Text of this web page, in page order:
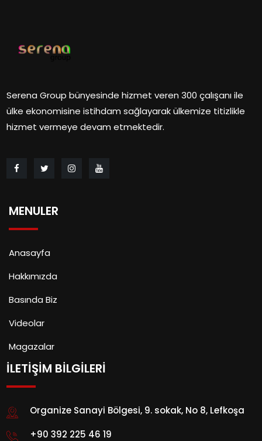
Serena Group bünyesinde hizmet veren 300 çalışanı ile
ülke ekonomisine istihdam sağlayarak ülkemize titizlikle
hizmet vermeye devam etmektedir.
MENULER
Anasayfa
Hakkımızda
Basında Biz
Videolar
Magazalar
İLETİŞİM BİLGİLERİ
Organize Sanayi Bölgesi, 9. sokak, No 8, Lefkoşa
+90 392 225 46 19